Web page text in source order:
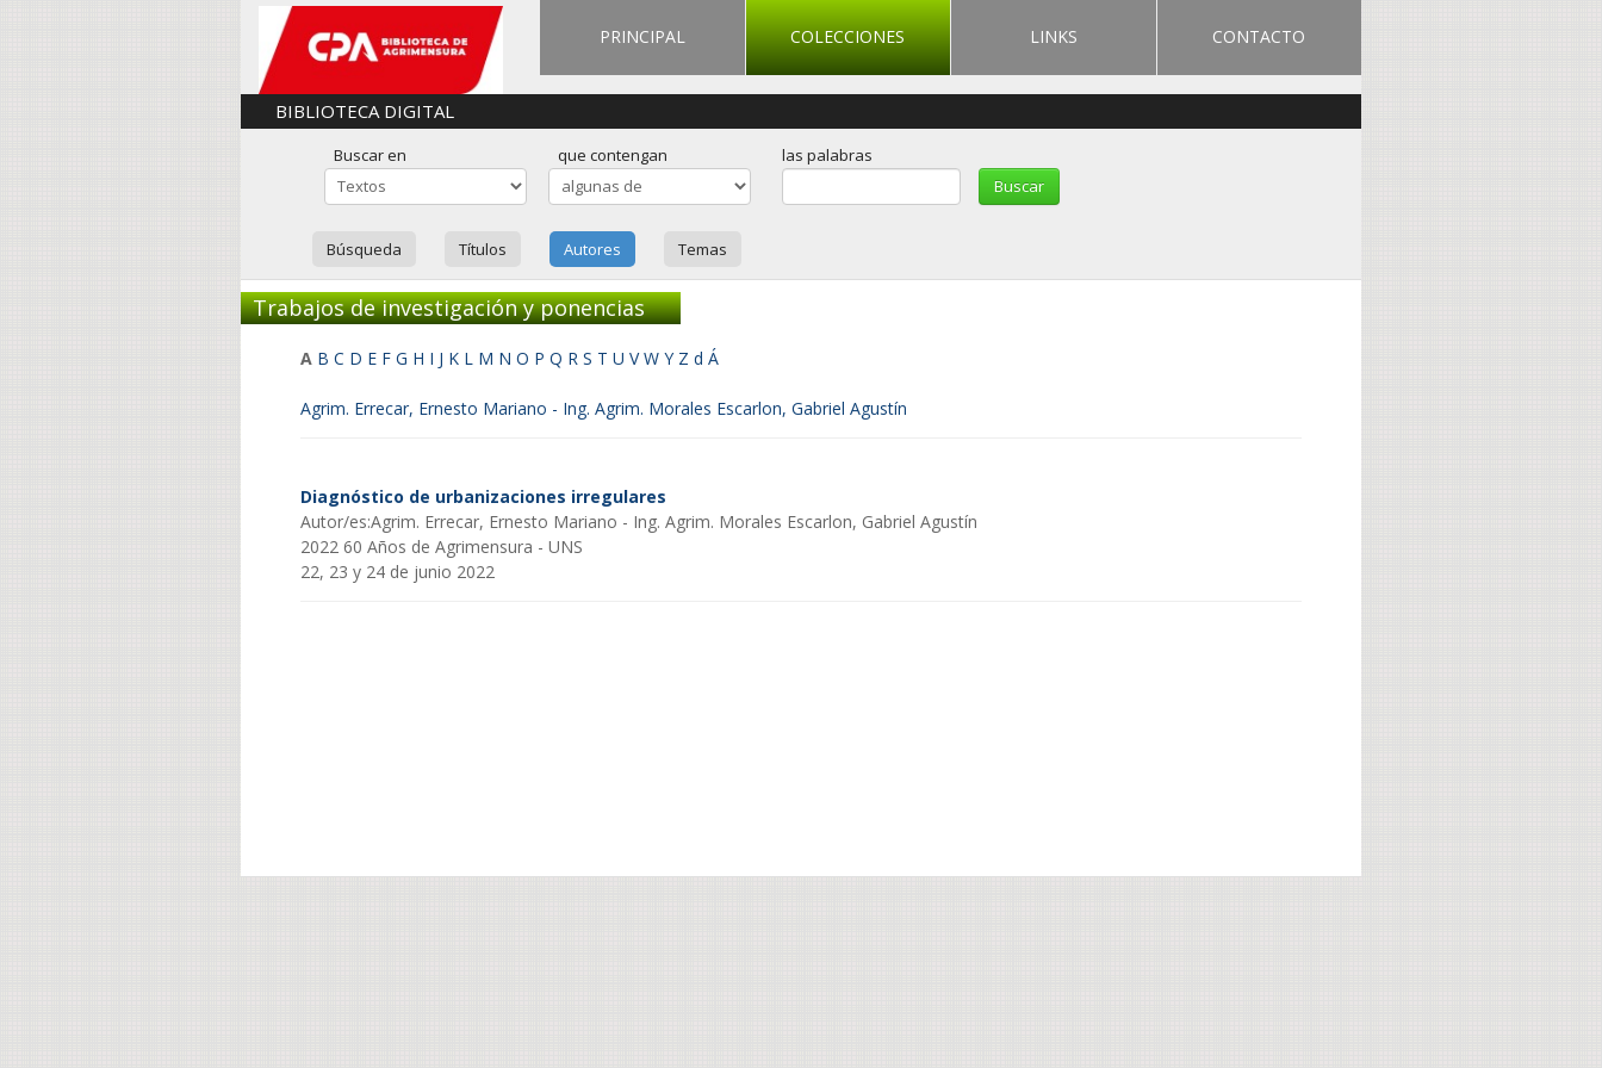
PRINCIPAL COLECCIONES LINKS CONTACTO
BIBLIOTECA DIGITAL
Buscar en que contengan las palabras
Búsqueda Títulos Autores Temas
Trabajos de investigación y ponencias
A B C D E F G H I J K L M N O P Q R S T U V W Y Z d Á
Agrim. Errecar, Ernesto Mariano - Ing. Agrim. Morales Escarlon, Gabriel Agustín
Diagnóstico de urbanizaciones irregulares
Autor/es:Agrim. Errecar, Ernesto Mariano - Ing. Agrim. Morales Escarlon, Gabriel Agustín
2022 60 Años de Agrimensura - UNS
22, 23 y 24 de junio 2022